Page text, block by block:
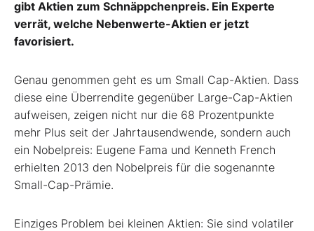
gibt Aktien zum Schnäppchenpreis. Ein Experte
verrät, welche Nebenwerte-Aktien er jetzt
favorisiert.
Genau genommen geht es um Small Cap-Aktien. Dass
diese eine Überrendite gegenüber Large-Cap-Aktien
aufweisen, zeigen nicht nur die 68 Prozentpunkte
mehr Plus seit der Jahrtausendwende, sondern auch
ein Nobelpreis: Eugene Fama und Kenneth French
erhielten 2013 den Nobelpreis für die sogenannte
Small-Cap-Prämie.
Einziges Problem bei kleinen Aktien: Sie sind volatiler